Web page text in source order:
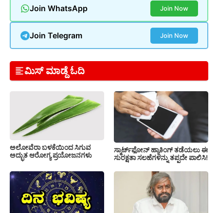
Join WhatsApp Join Now
Join Telegram Join Now
ಮಿಸ್ ಮಾಡ್ದೆ ಓದಿ
ಅಲೋವೆರಾ ಬಳಕೆಯಿಂದ ಸಿಗುವ
ಅದ್ಭುತ ಆರೋಗ್ಯ ಪ್ರಯೋಜನಗಳು
ಸ್ಮಾರ್ಟ್‌ಫೋನ್ ಹ್ಯಾಕಿಂಗ್ ತಡೆಯಲು ಈ
ಸುರಕ್ಷತಾ ಸಲಹೆಗಳನ್ನು ತಪ್ಪದೇ ಪಾಲಿಸಿ!